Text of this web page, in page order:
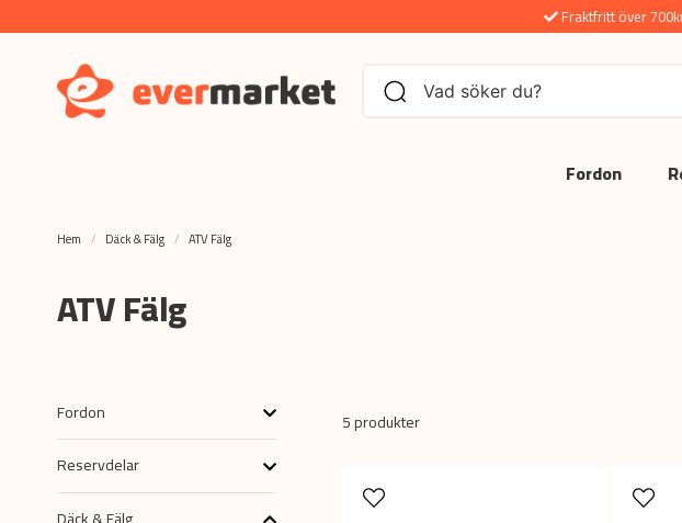
Fraktfritt över
Fordon
Hem Däck & Fälg ATV Fälg
ATV Fälg
Fordon
Reservdelar
5 produkter